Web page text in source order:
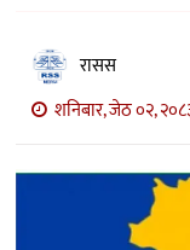
विचार
अन्तर्वार्ता
मनोरञ्जन
रासस
शनिबार, जेठ ०२,